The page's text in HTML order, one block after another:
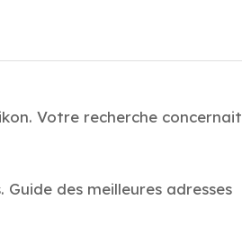
Votre recherche concernait
des meilleures adresses